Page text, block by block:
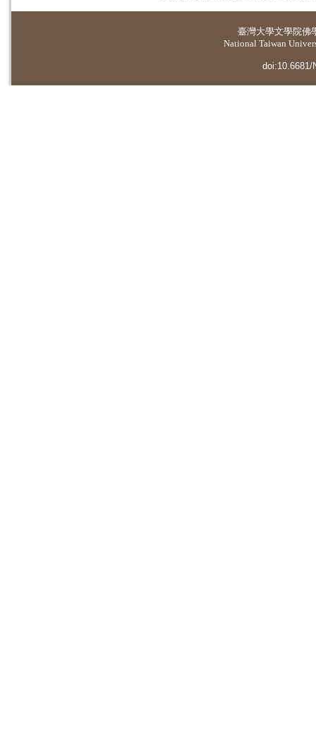
臺灣大學文學院佛
National Taiwan
doi:10.6681/